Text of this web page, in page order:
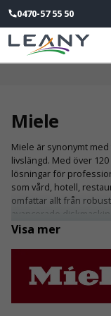
0470-57 55 50
Miele
Miele är synonymt
livslängd. Med över
lösningar för
som vård, hotell,
omfattar allt från
avancerade
vid intensiv
verksamheter som
Visa mer